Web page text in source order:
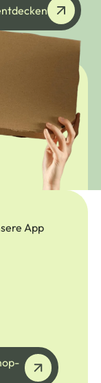
App
dich in unserer